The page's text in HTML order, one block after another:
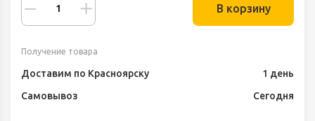
В корзину
Получение товара
Доставим по Красноярску
1 день
Самовывоз
Сегодня